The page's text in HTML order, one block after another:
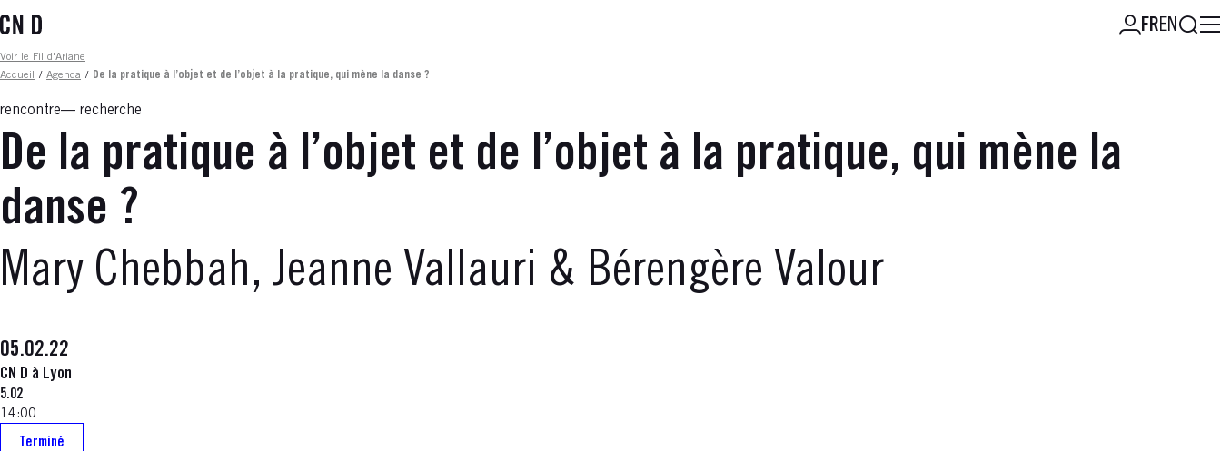
au
principal
FREN
Fil d'ariane
Voir le Fil d'Ariane
Accueil
/ Agenda / De la pratique à l’objet et de l’objet à la pratique, qui mène la danse ?
rencontre recherche
De la pratique à l’objet et de l’objet à la pratique, qui mène la
danse ?
Mary Chebbah, Jeanne Vallauri & Bérengère Valour
05.02.22
CN D à Lyon
5.02
14:00
Terminé